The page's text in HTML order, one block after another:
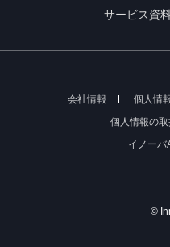
サービス資
会社情報 個人情
個人情報の
イノーバ
©